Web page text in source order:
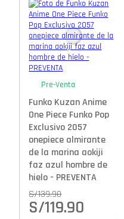
Pre-Venta
Funko Kuzan Anime
One Piece Funko Pop
Exclusivo 2057
onepiece almirante
de la marina aokiji
faz azul hombre de
hielo - PREVENTA
S/139.90
S/119.90